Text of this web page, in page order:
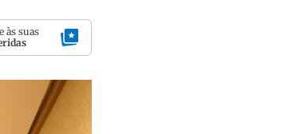
às suas